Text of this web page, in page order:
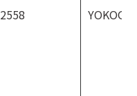
2558